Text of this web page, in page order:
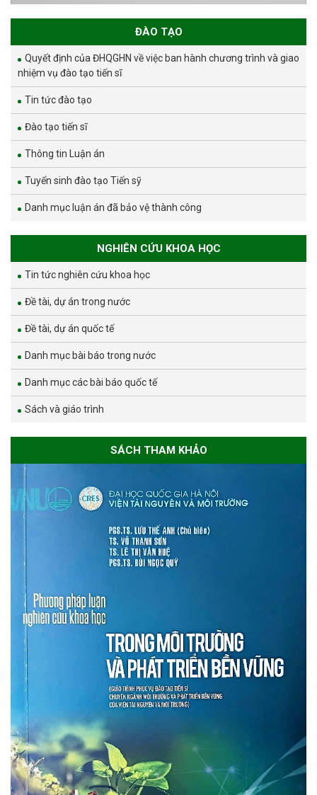
ĐÀO TẠO
Quyết định của ĐHQGHN về việc ban hành chương trình và giao
nhiệm vụ đào tạo tiến sĩ
Tin tức đào tạo
Đào tạo tiến sĩ
Thông tin Luận án
Tuyển sinh đào tạo Tiến sỹ
Danh mục luận án đã bảo vệ thành công
NGHIÊN CỨU KHOA HỌC
Tin tức nghiên cứu khoa học
Đề tài, dự án trong nước
Đề tài, dự án quốc tế
Danh mục bài báo trong nước
Danh mục các bài báo quốc tế
Sách và giáo trình
SÁCH THAM KHẢO